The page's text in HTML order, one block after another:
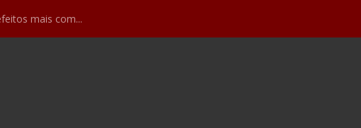
mais com...